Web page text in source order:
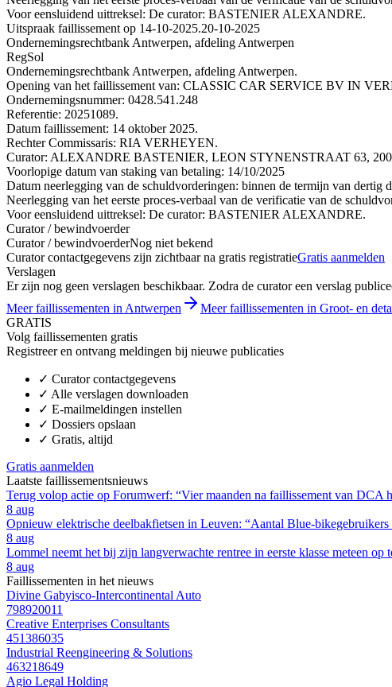
Voor eensluidend uittreksel: De curator: BASTENIER ALEXANDRE.
Uitspraak faillissement op 14-10-2025.20-10-2025
Ondernemingsrechtbank Antwerpen, afdeling Antwerpen
RegSol
Ondernemingsrechtbank Antwerpen, afdeling Antwerpen.
Opening van het faillissement van: CLASSIC CAR SERVICE BV IN
Ondernemingsnummer: 0428.541.248
Referentie: 20251089.
Datum faillissement: 14 oktober 2025.
Rechter Commissaris: RIA VERHEYEN.
Curator: ALEXANDRE BASTENIER, LEON STYNENSTRAAT 63,
Voorlopige datum van staking van betaling: 14/10/2025
Datum neerlegging van de schuldvorderingen: binnen de termijn van
Neerlegging van het eerste proces-verbaal van de verificatie van de
Voor eensluidend uittreksel: De curator: BASTENIER ALEXANDRE.
Curator / bewindvoerder
Curator / bewindvoerderNog niet bekend
Curator contactgegevens zijn zichtbaar na gratis registratieGratis aanmelden
Verslagen
Er zijn nog geen verslagen beschikbaar. Zodra de curator een verslag
Meer faillissementen in Antwerpen
Meer faillissementen in Groot- en
GRATIS
Volg faillissementen gratis
Registreer en ontvang meldingen bij nieuwe publicaties
✓ Curator contactgegevens
✓ Alle verslagen downloaden
✓ E-mailmeldingen instellen
✓ Dossiers opslaan
✓ Gratis, altijd
Gratis aanmelden
Laatste faillissementsnieuws
Terug volop actie op Forumwerf: “Vier maanden na faillissement van DCA
8 aug
Opnieuw elektrische deelbakfietsen in Leuven: “Aantal Blue-
8 aug
Lommel neemt het bij zijn langverwachte rentree in eerste klasse meteen
8 aug
Faillissementen in het nieuws
Divine Gabyisco-Intercontinental Auto
798920011
Creative Enterprises Consultants
451386035
Industrial Reengineering & Solutions
463218649
Agio Legal Holding